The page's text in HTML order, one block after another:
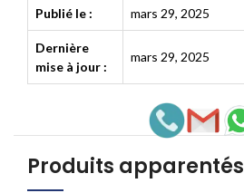
Publié le : mars 29, 2025
Dernière
mise à jour :
mars 29, 2025
Produits apparentés